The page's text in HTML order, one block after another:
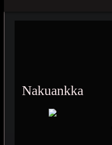
Nakuankka